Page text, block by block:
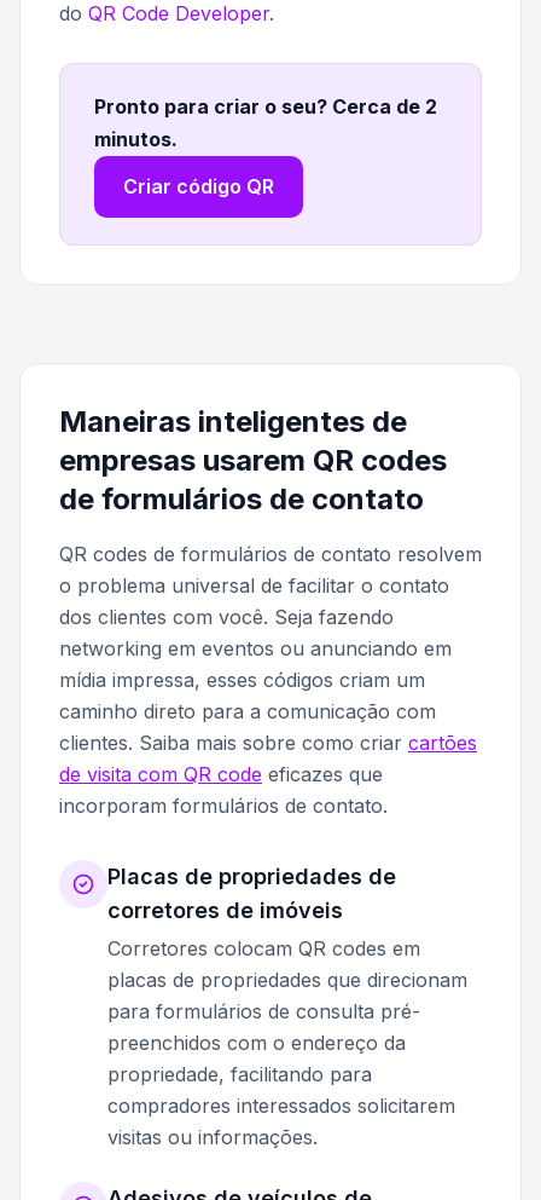
do QR Code Developer.
Pronto para criar o seu? Cerca de 2
minutos.
Criar código QR
Maneiras inteligentes de
empresas usarem QR codes
de formulários de contato
QR codes de formulários de contato resolvem
o problema universal de facilitar o contato
dos clientes com você. Seja fazendo
networking em eventos ou anunciando em
mídia impressa, esses códigos criam um
caminho direto para a comunicação com
clientes. Saiba mais sobre como criar cartões
de visita com QR code eficazes que
incorporam formulários de contato.
Placas de propriedades de
corretores de imóveis
Corretores colocam QR codes em
placas de propriedades que direcionam
para formulários de consulta pré-
preenchidos com o endereço da
propriedade, facilitando para
compradores interessados solicitarem
visitas ou informações.